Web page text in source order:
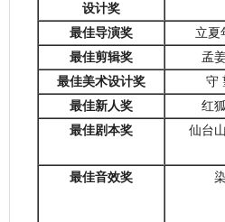
设计奖
最佳导演奖 立夏
最佳剪辑奖
孟
最佳美术设计奖
守
最佳新人奖
红
最佳剧本奖
仙台
最佳音效奖 染